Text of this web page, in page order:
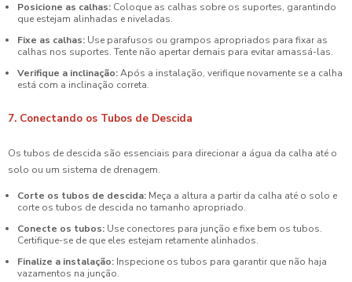
Posicione as calhas: Coloque as calhas sobre os suportes, garantindo
que estejam alinhadas e niveladas.
Fixe as calhas: Use parafusos ou grampos apropriados para fixar as
calhas nos suportes. Tente não apertar demais para evitar amassá-las.
Verifique a inclinação:Após a instalação, verifique novamente se a calha
está com a inclinação correta.
7. Conectando os Tubos de Descida
Os tubos de descida são essenciais para direcionar a água da calha até o
solo ou um sistema de drenagem.
Corte os tubos de descida: Meça a altura a partir da calha até o solo e
corte os tubos de descida no tamanho apropriado.
Conecte os tubos: Use conectores para junção e fixe bem os tubos.
Certifique-se de que eles estejam retamente alinhados.
Finalize a instalação: Inspecione os tubos para garantir que não haja
vazamentos na junção.